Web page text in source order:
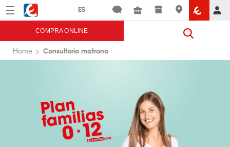
Menú Eroski
COMPRA ONLINE
Home Consultorio matrona